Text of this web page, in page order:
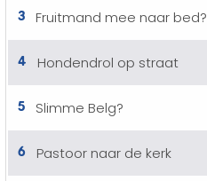
3 Fruitmand mee naar bed?
4 Hondendrol op straat
5 Slimme Belg?
6 Pastoor naar de kerk